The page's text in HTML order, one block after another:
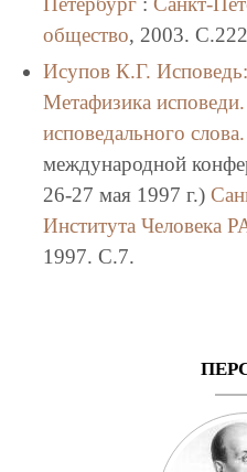
общество, 2003.
Исупов К.Г.
Метафизика
исповедального слова.
международной
26-27 мая 1997 г.)
Института Человека
1997. C.7.